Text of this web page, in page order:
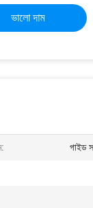
ভালো দাম
গাইড